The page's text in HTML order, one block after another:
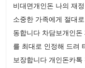
비대면개인돈 나의 재
소중한 가족에게 절대
동합니다 차담보개인
를 최대로 인정해 드려
보장합니다 개인돈카